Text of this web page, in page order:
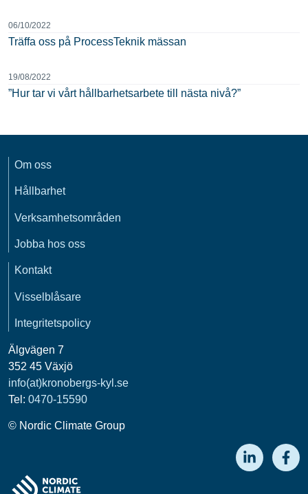
06/10/2022
Träffa oss på ProcessTeknik mässan
19/08/2022
”Hur tar vi vårt hållbarhetsarbete till nästa nivå?”
Om oss
Hållbarhet
Verksamhetsområden
Jobba hos oss
Kontakt
Visselblåsare
Integritetspolicy
Älgvägen 7
352 45 Växjö
info(at)kronobergs-kyl.se
Tel: 0470-15590
© Nordic Climate Group